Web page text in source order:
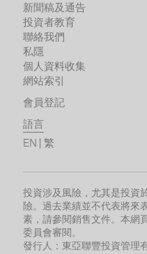
新聞稿及通告
投資者教育
聯絡我們
私隱
個人資料收集
網站索引
會員登記
語言
EN 繁
投資涉及風險，尤其是投資
險。過去業績並不代表將來
素，請參閱銷售文件。本網
委員會審閱。
發行人：東亞聯豐投資管理